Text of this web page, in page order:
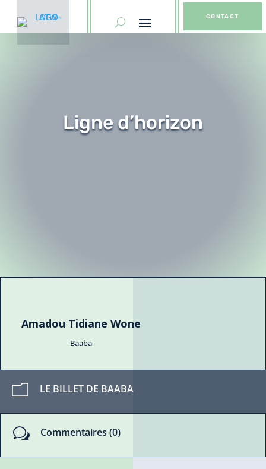
CONTACT
Ligne d’horizon
Amadou Tidiane Wone
Baaba
m LE BILLET DE BAABA
w Commentaires (0)